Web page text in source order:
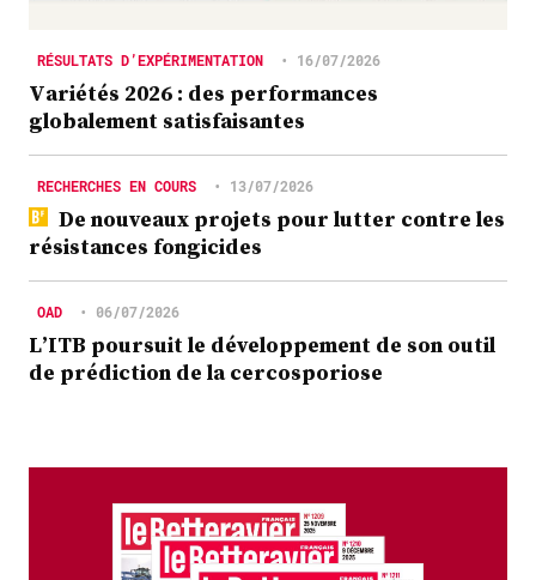
RÉSULTATS D’EXPÉRIMENTATION • 16/07/2026
Variétés 2026 : des performances
globalement satisfaisantes
RECHERCHES EN COURS • 13/07/2026
De nouveaux projets pour lutter contre les
résistances fongicides
OAD • 06/07/2026
L’ITB poursuit le développement de son outil
de prédiction de la cercosporiose